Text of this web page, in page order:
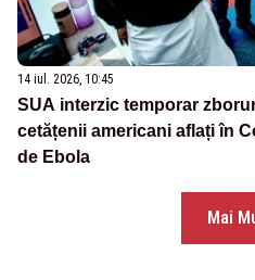
14 iul. 2026, 10:45
SUA interzic temporar
cetățenii americani aflați în
de Ebola
Mai